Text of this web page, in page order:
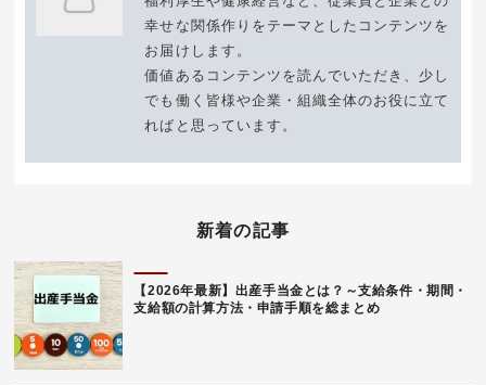
幸せな関係作りをテーマとしたコンテンツを
お届けします。
価値あるコンテンツを読んでいただき、少し
でも働く皆様や企業・組織全体のお役に立て
ればと思っています。
新着の記事
【2026年最新】出産手当金とは？～支給条件・期間・
支給額の計算方法・申請手順を総まとめ